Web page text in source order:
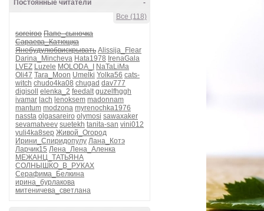
-
Постоянные читатели
Все (118)
soreiroo Папе_сыночка
Сараева_Катющка
Янебудулюбвискрывать Alissija_Flear
Darina_Mincheva Hata1978 IrenaGala
LVEZ Luzele MOLODA_I
NaTaLiMa
Oli47 Tara_Moon Umelki Yolka56 cats-
witch chudo4ka08 chugad dav777
digisoll
elenka_2 feedalt guzelfhggh
ivamar lach lenoksem madonnam
mantum modzona myrenochka1976
nassta olgasareiro olymosi sawaxaker
sevamatveev suetekh tanita-san vini012
yuli4ka8sep Живой_Огород
Ирини_Спиридопулу Лана_Котэ
Ларчик15 Лена_Лена_Аленка
МЕЖАНЦ_ТАТЬЯНА
СОЛНЫШКО_В_РУКАХ
Серафима_Белкина
ирина_бурлакова
митеничева_светлана